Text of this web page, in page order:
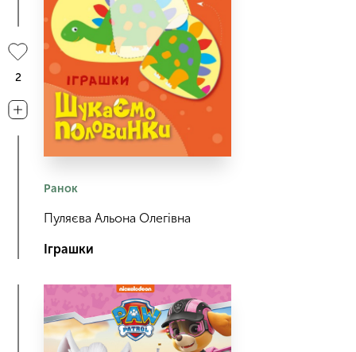
Ранок
Пуляєва Альона Олегівна
Іграшки
2